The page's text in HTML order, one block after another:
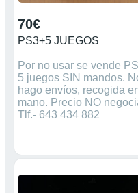
70€
PS3+5 JUEGOS
Por no usar se vende
5 juegos SIN mandos.
hago envíos, recogida
mano. Precio NO
Tlf.- 643 434 882